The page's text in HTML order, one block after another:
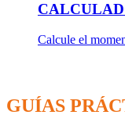
Calcule el
GUÍAS